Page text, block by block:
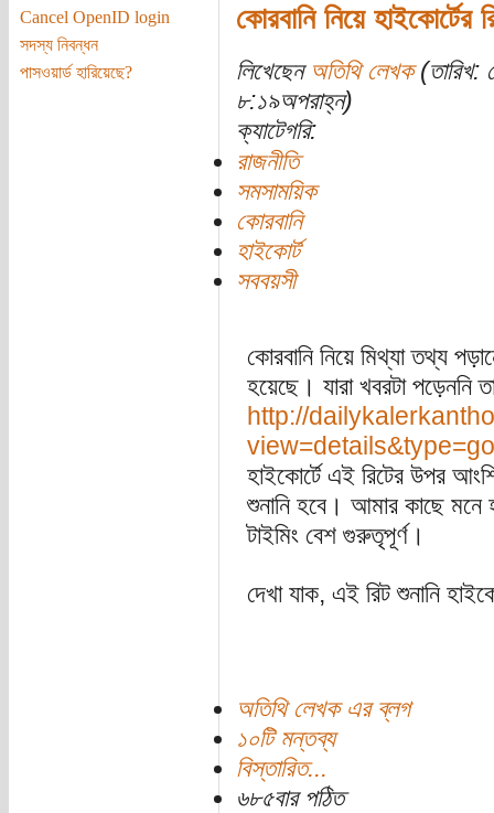
Cancel OpenID login
সদস্য নিবন্ধন
পাসওয়ার্ড হারিয়েছে?
কোরবানি নিয়ে হাইকোর্টের
লিখেছেন অতিথি লেখক(তারিখ:
৮:১৯অপরাহ্ন)
ক্যাটেগরি:
রাজনীতি
সমসাময়িক
কোরবানি
হাইকোর্ট
সববয়সী
কোরবানি নিয়ে মিথ্যা তথ্য
হয়েছে। যারা খবরটা পড়েননি
http://
হাইকোর্টে এই রিটের উপর
শুনানি হবে। আমার কাছে মনে
টাইমিং বেশ গুরুতৃপূর্ণ।
দেখা যাক, এই রিট শুনানি
অতিথি লেখক এর ব্লগ
১০টি মন্তব্য
বিস্তারিত...
৬৮৫বার পঠিত